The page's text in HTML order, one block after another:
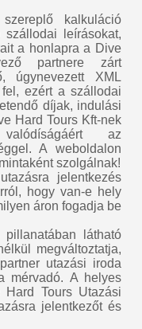
kalkuláció
leírásokat,
a honlapra a Dive
partnere zárt
úgynevezett XML
ezért a szállodai
díjak, indulási
Hard Tours Kft-nek
az
A weboldalon
szolgálnak!
jelentkezés
hogy van-e hely
áron fogadja be
látható
megváltoztatja,
utazási iroda
mérvadó. A helyes
Tours Utazási
jelentkezőt és